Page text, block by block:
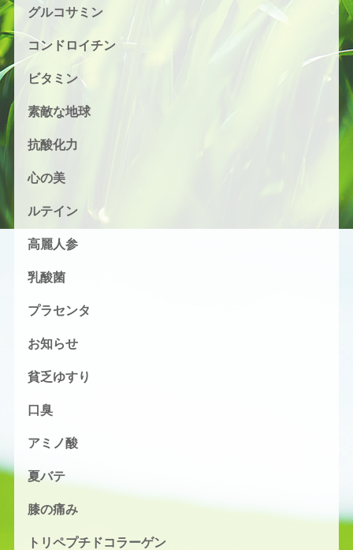
グルコサミン
コンドロイチン
ビタミン
素敵な地球
抗酸化力
心の美
ルテイン
高麗人参
乳酸菌
プラセンタ
お知らせ
貧乏ゆすり
口臭
アミノ酸
夏バテ
膝の痛み
トリペプチドコラーゲン